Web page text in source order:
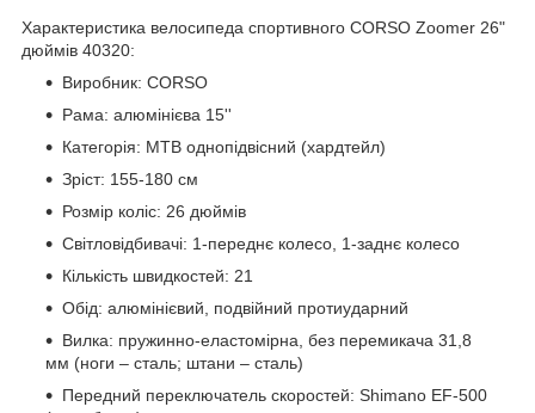
Характеристика велосипеда спортивного CORSO Zoomer 26"
дюймів 40320:
Виробник: CORSO
Рама: алюмінієва 15''
Категорія: MTB однопідвісний (хардтейл)
Зріст: 155-180 см
Розмір коліс: 26 дюймів
Світловідбивачі: 1-переднє колесо, 1-заднє колесо
Кількість швидкостей: 21
Обід: алюмінієвий, подвійний протиударний
Вилка: пружинно-еластомірна, без перемикача 31,8
мм (ноги – сталь; штани – сталь)
Передний переключатель скоростей: Shimano EF-500